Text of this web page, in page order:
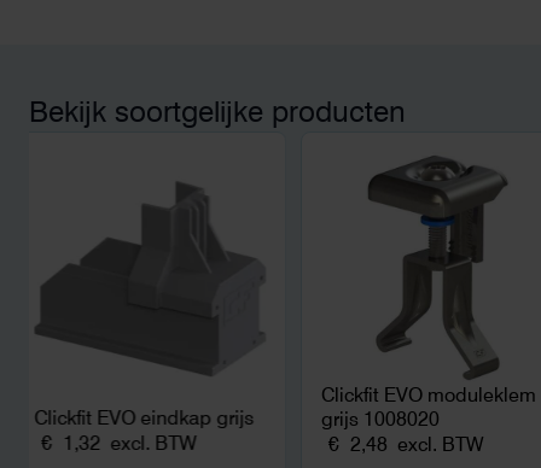
noodstroom voor de
zonnepanelen. Een
netcongestie.
Bekijk soortgelijke producten
Clickfit EVO eindkap grijs
€ 1,32 excl. BTW
Clickfit EVO moduleklem
grijs 1008020
€ 2,48 excl. BTW